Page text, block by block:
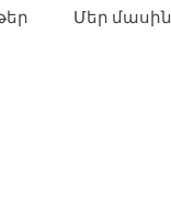
Մեր մասին